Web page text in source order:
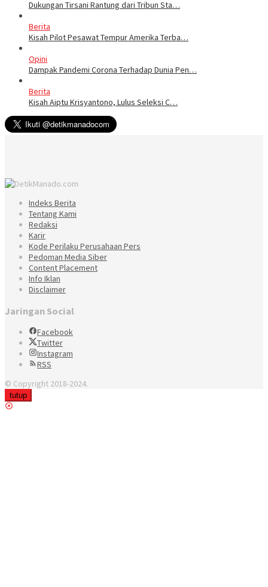
Dukungan Tirsani Rantung dari Tribun Sta…
Berita
Kisah Pilot Pesawat Tempur Amerika Terba…
Opini
Dampak Pandemi Corona Terhadap Dunia Pen…
Berita
Kisah Aiptu Krisyantono, Lulus Seleksi C…
Indeks Berita
Tentang Kami
Redaksi
Karir
Kode Perilaku Perusahaan Pers
Pedoman Media Siber
Content Placement
Info Iklan
Disclaimer
Jaringan Social
Facebook
Twitter
Instagram
RSS
© Copyright 2018-2024.
tutup